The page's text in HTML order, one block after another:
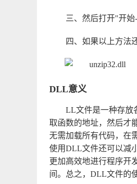
三、然后打开"开始
四、如果以上方法
DLL意义
LL文件是一种存放
取函数的地址，然后才
无需加载所有代码，在
使用DLL文件还可以减
更加高效地进行程序开
间。总之，DLL文件的